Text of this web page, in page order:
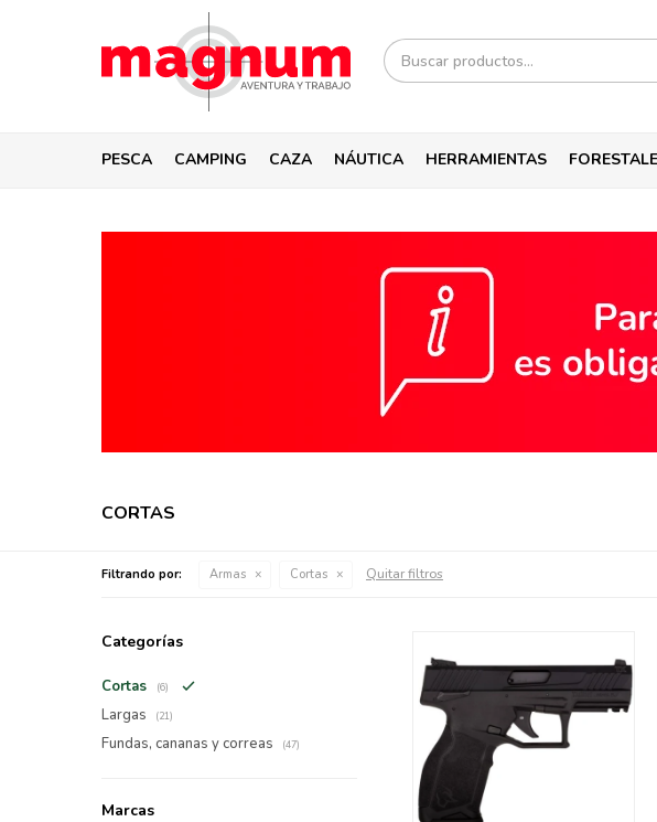
PESCA CAMPING CAZA NÁUTICA HERRAMIENTAS
CORTAS
Filtrando por: Armas Cortas Quitar filtros
Categorías
Cortas (6)
Largas (21)
Fundas, cananas y correas (47)
Marcas